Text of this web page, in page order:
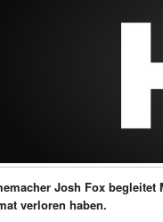
Josh Fox
verloren haben.